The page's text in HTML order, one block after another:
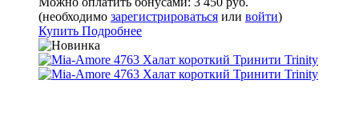
(необходимо зарегистрироваться или войти)
Купить Подробнее